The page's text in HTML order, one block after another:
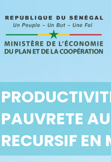
PAUVRETE
RECURSIF